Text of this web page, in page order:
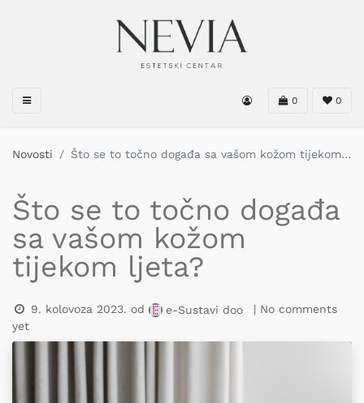
0 0
Novosti Što se to točno događa sa vašom kožom tijekom ljeta?
Što se to točno događa
sa vašom kožom
tijekom ljeta?
9. kolovoza 2023. od e-Sustavi doo
| No comments
yet